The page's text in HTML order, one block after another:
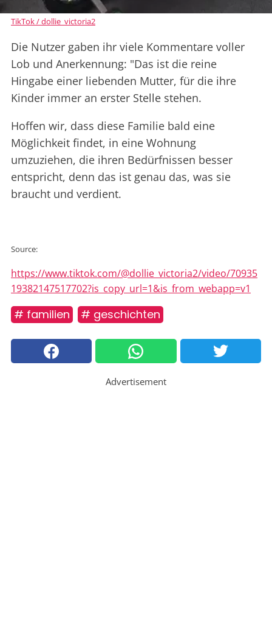
TikTok / dollie_victoria2
Die Nutzer gaben ihr viele Kommentare voller
Lob und Anerkennung: "Das ist die reine
Hingabe einer liebenden Mutter, für die ihre
Kinder immer an erster Stelle stehen.
Hoffen wir, dass diese Familie bald eine
Möglichkeit findet, in eine Wohnung
umzuziehen, die ihren Bedürfnissen besser
entspricht, denn das ist genau das, was sie
braucht und verdient.
Source:
https://www.tiktok.com/@dollie_victoria2/video/70935
19382147517702?is_copy_url=1&is_from_webapp=v1
# familien # geschichten
Advertisement